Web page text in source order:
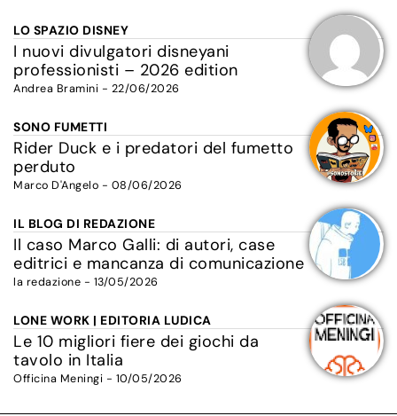
LO SPAZIO DISNEY
I nuovi divulgatori disneyani
professionisti – 2026 edition
Andrea Bramini - 22/06/2026
SONO FUMETTI
Rider Duck e i predatori del fumetto
perduto
Marco D'Angelo - 08/06/2026
IL BLOG DI REDAZIONE
Il caso Marco Galli: di autori, case
editrici e mancanza di comunicazione
la redazione - 13/05/2026
LONE WORK | EDITORIA LUDICA
Le 10 migliori fiere dei giochi da
tavolo in Italia
Officina Meningi - 10/05/2026